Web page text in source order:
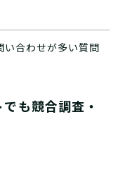
い合わせが多い質問
も競合調査・